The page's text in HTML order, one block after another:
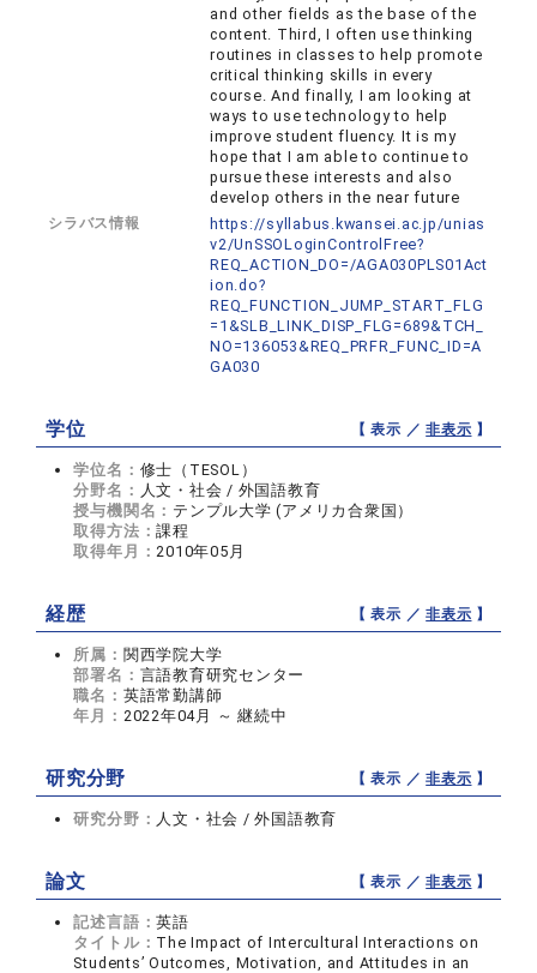
and other fields as the base of the
content. Third, I often use thinking
routines in classes to help promote
critical thinking skills in every
course. And finally, I am looking at
ways to use technology to help
improve student fluency. It is my
hope that I am able to continue to
pursue these interests and also
develop others in the near future
シラバス情報
https://syllabus.kwansei.ac.jp/unias
v2/UnSSOLoginControlFree?
REQ_ACTION_DO=/AGA030PLS01Act
ion.do?
REQ_FUNCTION_JUMP_START_FLG
=1&SLB_LINK_DISP_FLG=689&TCH_
NO=136053&REQ_PRFR_FUNC_ID=A
GA030
学位 【 表示 ／非表示 】
学位名： 修士（TESOL）
分野名： 人文・社会 / 外国語教育
授与機関名： テンプル大学 (アメリカ合衆国）
取得方法：課程
取得年月：2010年05月
経歴 【 表示 ／非表示 】
所属： 関西学院大学
部署名： 言語教育研究センター
職名： 英語常勤講師
年月： 2022年04月 ～ 継続中
研究分野 【 表示 ／非表示 】
研究分野： 人文・社会 / 外国語教育
論文 【 表示 ／非表示 】
記述言語：英語
タイトル： The Impact of Intercultural Interactions on
Students’ Outcomes, Motivation, and Attitudes in an